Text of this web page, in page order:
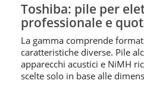
Toshiba: pile per
professionale e
La gamma comprende
caratteristiche diverse. Pile
apparecchi acustici e NiMH
scelte solo in base alle